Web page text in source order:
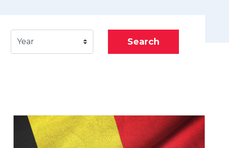
Year Search